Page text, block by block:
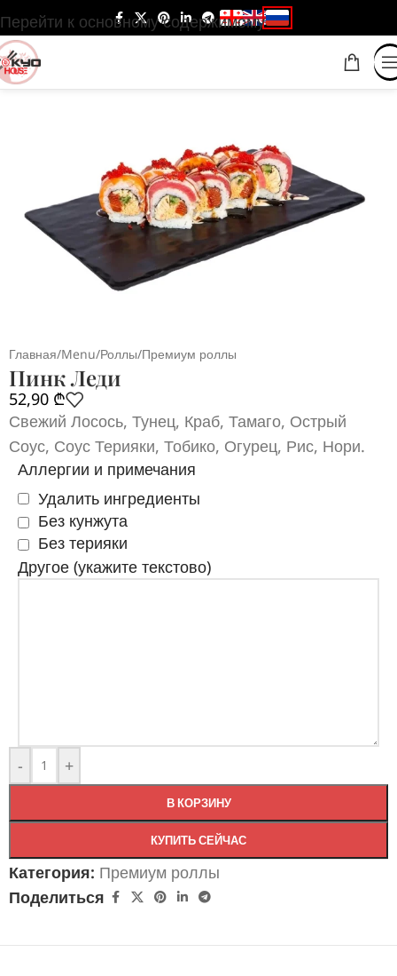
Перейти к основному содержимому
Главная/Menu/Роллы/Премиум роллы
Пинк Леди
52,90 ₾
Свежий Лосось, Тунец, Краб, Тамаго, Острый
Соус, Соус Терияки, Тобико, Огурец, Рис, Нори.
Аллергии и примечания
Удалить ингредиенты
Без кунжута
Без терияки
Другое (укажите текстово)
- +
В КОРЗИНУ
КУПИТЬ СЕЙЧАС
Категория: Премиум роллы
Поделиться